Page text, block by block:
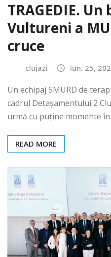
TRAGEDIE.
Vultureni a
cruce
clujazi iun. 25,
Un echipaj SMURD de
cadrul Detașamentului 2
urmă cu puține momente
READ MORE